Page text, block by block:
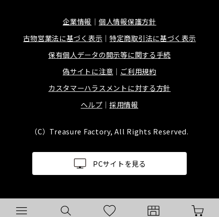
企業情報
個人情報保護方針
古物営業法に基づく表示
特定商取引法に基づく表示
保有個人データの開示等に関する手続
偽サイトに注意
ご利用規約
カスタマーハラスメントに対する方針
ヘルプ
採用情報
（C）Treasure Factory, All Rights Reserved.
PCサイトを見る